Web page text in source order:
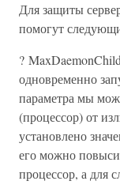
Для защиты
помогут
?
одновременно
параметра мы
(процессор) от
установлено
его можно
процессор, а для